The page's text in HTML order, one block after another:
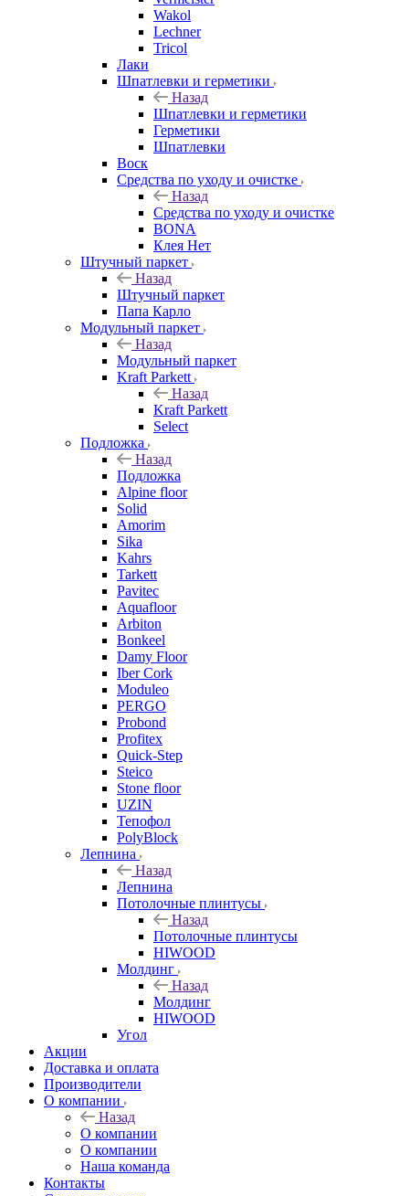
Wakol
Lechner
Tricol
Лаки
Шпатлевки и герметики
Назад
Шпатлевки и герметики
Герметики
Шпатлевки
Воск
Средства по уходу и очистке
Назад
Средства по уходу и очистке
BONA
Клея Нет
Штучный паркет
Назад
Штучный паркет
Папа Карло
Модульный паркет
Назад
Модульный паркет
Kraft Parkett
Назад
Kraft Parkett
Select
Подложка
Назад
Подложка
Alpine floor
Solid
Amorim
Sika
Kahrs
Tarkett
Pavitec
Aquafloor
Arbiton
Bonkeel
Damy Floor
Iber Cork
Moduleo
PERGO
Probond
Profitex
Quick-Step
Steico
Stone floor
UZIN
Тепофол
PolyBlock
Лепнина
Назад
Лепнина
Потолочные плинтусы
Назад
Потолочные плинтусы
HIWOOD
Молдинг
Назад
Молдинг
HIWOOD
Угол
Акции
Доставка и оплата
Производители
О компании
Назад
О компании
О компании
Наша команда
Контакты